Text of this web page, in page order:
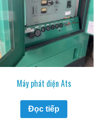
Máy phát điện Ats
Đọc tiếp